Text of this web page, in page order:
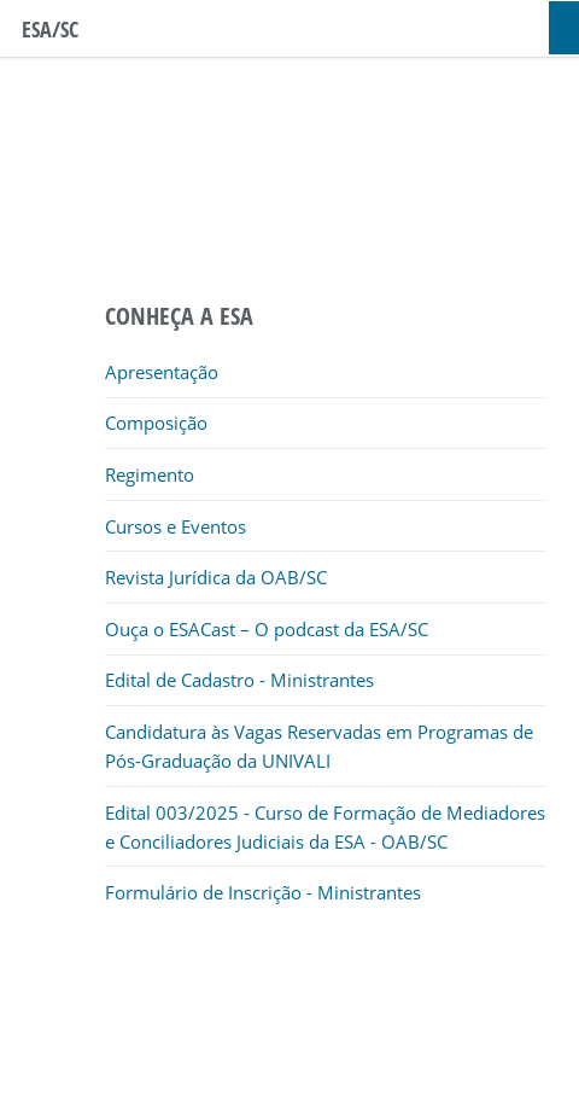
ESA/SC
CONHEÇA A ESA
Apresentação
Composição
Regimento
Cursos e Eventos
Revista Jurídica da OAB/SC
Ouça o ESACast – O podcast da ESA/SC
Edital de Cadastro - Ministrantes
Candidatura às Vagas Reservadas em Programas de
Pós-Graduação da UNIVALI
Edital 003/2025 - Curso de Formação de Mediadores
e Conciliadores Judiciais da ESA - OAB/SC
Formulário de Inscrição - Ministrantes